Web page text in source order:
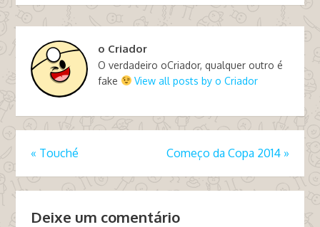
o Criador
O verdadeiro oCriador, qualquer outro é
fake
View all posts by o Criador
« Touché Começo da Copa 2014 »
Deixe um comentário